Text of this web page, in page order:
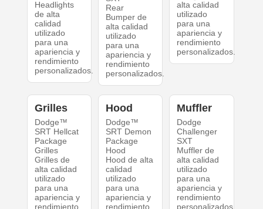
Headlights
de alta
calidad
utilizado
para una
apariencia y
rendimiento
personalizados.
Rear
Bumper de
alta calidad
utilizado
para una
apariencia y
rendimiento
personalizados.
alta calidad
utilizado
para una
apariencia y
rendimiento
personalizados.
Grilles
Dodge™
SRT Hellcat
Package
Grilles
Grilles de
alta calidad
utilizado
para una
apariencia y
rendimiento
Hood
Dodge™
SRT Demon
Package
Hood
Hood de alta
calidad
utilizado
para una
apariencia y
rendimiento
Muffler
Dodge
Challenger
SXT
Muffler de
alta calidad
utilizado
para una
apariencia y
rendimiento
personalizados.